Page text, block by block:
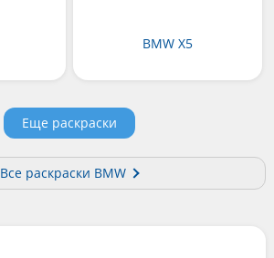
BMW X5
Еще раскраски
Все раскраски BMW